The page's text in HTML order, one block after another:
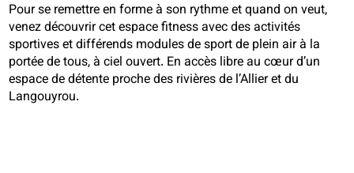
Pour se remettre en forme à son rythme et quand on veut,
venez découvrir cet espace fitness avec des activités
sportives et différends modules de sport de plein air à la
portée de tous, à ciel ouvert. En accès libre au cœur d’un
espace de détente proche des rivières de l’Allier et du
Langouyrou.